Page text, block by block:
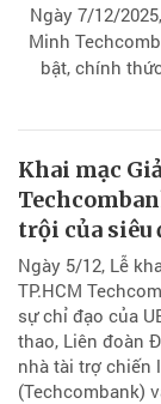
Ngày 7/12/
Minh
bật, chính
tham gia đông
đến từ 81
trong suốt 8
càng lớn của
bản
Khai mạc
trội của
Ngày 5/12, Lễ
TP.HCM
sự chỉ đạo của
thao, Liên đoàn
nhà tài trợ chiến
(Techcombank)